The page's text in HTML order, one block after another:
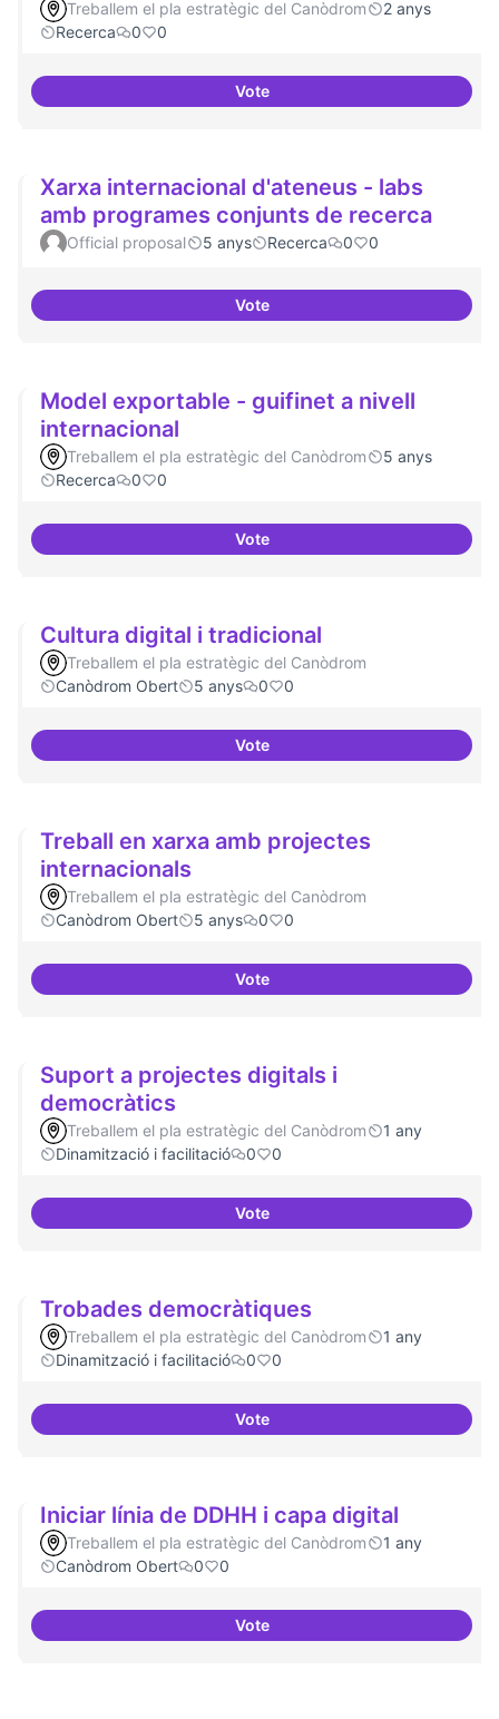
Treballem el pla estratègic del Canòdrom
2 anys
Recerca
0 0
VoteErasmus Canòdrom
Xarxa internacional d'ateneus - labs
amb programes conjunts de recerca
Official proposal 5 anys Recerca 0 0
VoteXarxa internacional d'ateneus -
Model exportable - guifinet a nivell
internacional
Treballem el pla estratègic del Canòdrom
5 anys
Recerca
0 0
VoteModel exportable - guifinet a
Cultura digital i tradicional
Treballem el pla estratègic del Canòdrom
Canòdrom Obert
5 anys 0 0
VoteCultura digital i tradicional
Treball en xarxa amb projectes
internacionals
Treballem el pla estratègic del Canòdrom
Canòdrom Obert
5 anys 0 0
VoteTreball en xarxa amb projectes
Suport a projectes digitals i
democràtics
Treballem el pla estratègic del Canòdrom
1 any
Dinamització i facilitació
0 0
VoteSuport a projectes digitals i
Trobades democràtiques
Treballem el pla estratègic del Canòdrom
1 any
Dinamització i facilitació
0 0
VoteTrobades democràtiques
Iniciar línia de DDHH i capa digital
Treballem el pla estratègic del Canòdrom
1 any
Canòdrom Obert
0 0
VoteIniciar línia de DDHH i capa